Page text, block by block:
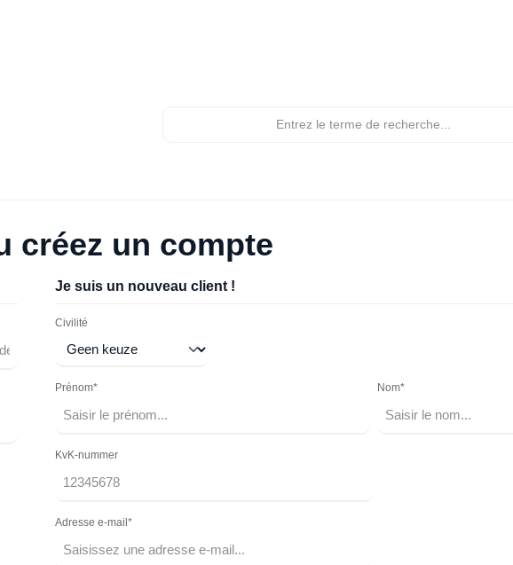
créez un compte
Je suis un nouveau client !
Informations personnelles
Civilité
Prénom* Nom*
KvK-nummer
Adresse e-mail*